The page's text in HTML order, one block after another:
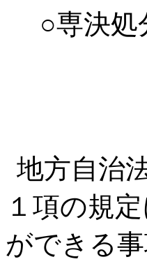
○専決処
地方自治
１項の規
ができる